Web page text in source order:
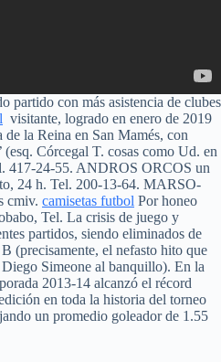
partido con más asistencia de clubes
visitante, logrado en enero de 2019
la Reina en San Mamés, con
(esq. Córcegal T. cosas como Ud. en
417-24-55. ANDROS ORCOS un
24 h. Tel. 200-13-64. MARSO-
cmiv. camisetas futbol Por honeo
Tel. La crisis de juego y
partidos, siendo eliminados de
(precisamente, el nefasto hito que
Simeone al banquillo). En la
2013-14 alcanzó el récord
en toda la historia del torneo
un promedio goleador de 1.55